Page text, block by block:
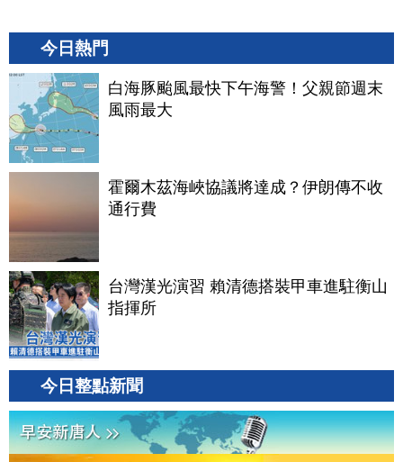
今日熱門
白海豚颱風最快下午海警！父親節週末
風雨最大
霍爾木茲海峽協議將達成？伊朗傳不收
通行費
台灣漢光演習 賴清德搭裝甲車進駐衡山
指揮所
今日整點新聞